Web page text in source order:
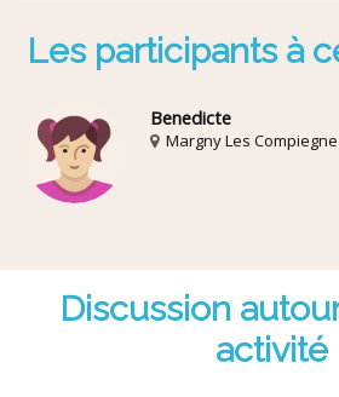
Les participants à
Benedicte
Margny Les
Discussion
activité